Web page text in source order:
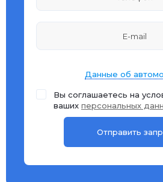
Данные об
Вы соглашаетесь на
ваших персональных